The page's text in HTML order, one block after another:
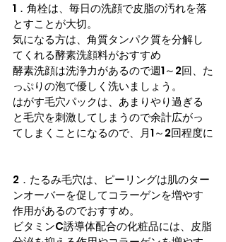
1． 角栓は、毎日の洗顔で皮脂の汚れを落
とすことが大切。
気になる方は、角質タンパク質を分解し
てくれる酵素洗顔料がおすすめ
酵素洗顔は洗浄力があるので週1～2回、た
っぷりの泡で優しく洗いましょう。
はがす毛穴パックは、あまりやり過ぎる
と毛穴を刺激してしまうので余計広がっ
てしまくことになるので、月1～2回程度に
2． たるみ毛穴は、ピーリングは肌のター
ンオーバーを促してコラーゲンを増やす
作用があるのでおすすめ。
ビタミンC誘導体配合の化粧品には、皮脂